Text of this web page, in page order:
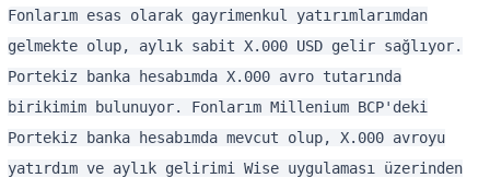
Fonlarım esas olarak gayrimenkul yatırımlarımdan
gelmekte olup, aylık sabit X.000 USD gelir sağlıyor.
Portekiz banka hesabımda X.000 avro tutarında
birikimim bulunuyor. Fonlarım Millenium BCP'deki
Portekiz banka hesabımda mevcut olup, X.000 avroyu
yatırdım ve aylık gelirimi Wise uygulaması üzerinden